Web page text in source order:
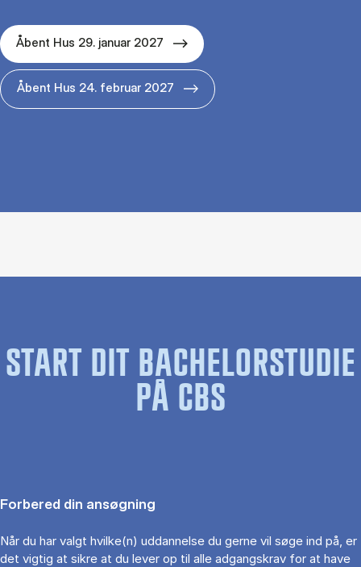
Åbent Hus 29. januar 2027
Åbent Hus 24. februar 2027
START DIT BACHELORSTUDIE
PÅ CBS
Forbered din ansøgning
Når du har valgt hvilke(n) uddannelse du gerne vil søge ind på, er
det vigtig at sikre at du lever op til alle adgangskrav for at have